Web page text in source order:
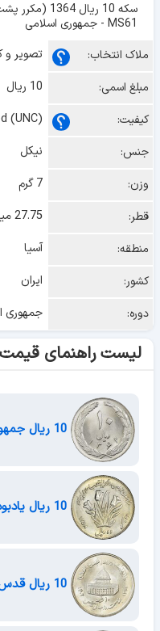
سکه 10
MS61 - جمهوری اسلامی
ملاک انتخاب:
تصویر و
مبلغ اسمی:
10 ریال
کیفیت:
(UNC)
جنس:
نیکل
وزن:
7 گرم
قطر:
27.75 میلیمتر
منطقه:
آسیا
کشور:
ایران
دوره:
جمهوری
لیست راهنمای قیمت